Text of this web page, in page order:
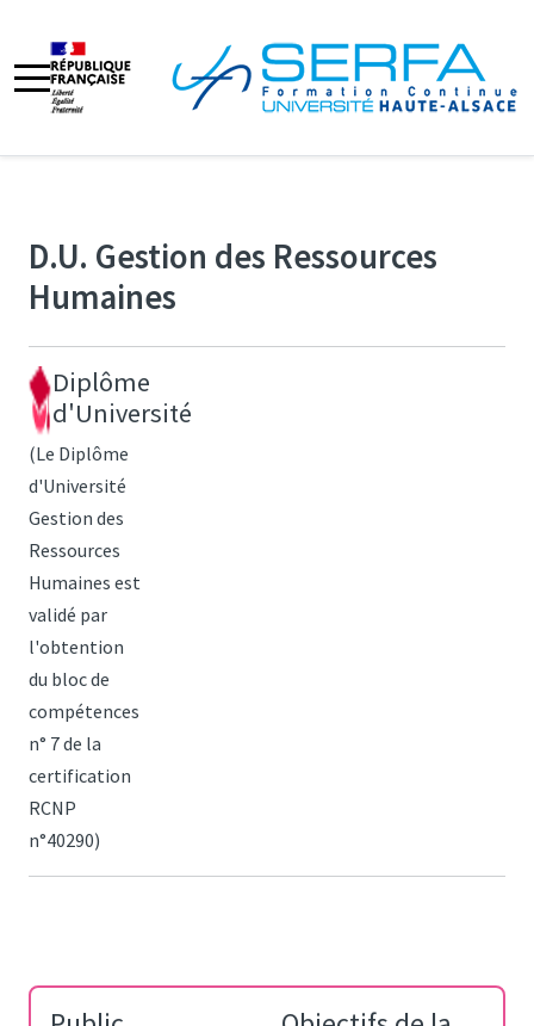
D.U. Gestion des Ressources
Humaines
Diplôme
d'Université
(Le Diplôme
d'Université
Gestion des
Ressources
Humaines est
validé par
l'obtention
du bloc de
compétences
n° 7 de la
certification
RCNP
n°40290)